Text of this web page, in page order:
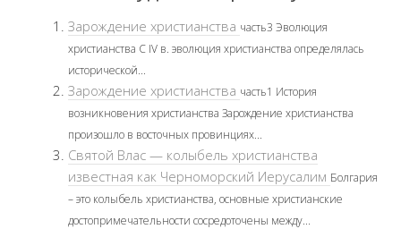
Зарождение христианства часть3 Эволюция
христианства С IV в. эволюция христианства определялась
исторической...
Зарождение христианства часть1 История
возникновения христианства Зарождение христианства
произошло в восточных провинциях...
Святой Влас — колыбель христианства
известная как Черноморский Иерусалим Болгария
– это колыбель христианства, основные христианские
достопримечательности сосредоточены между...